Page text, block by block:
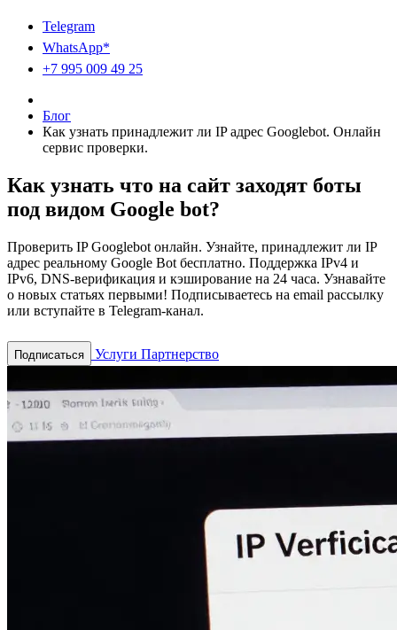
Telegram
WhatsApp*
+7 995 009 49 25
Блог
Как узнать принадлежит ли IP адрес Googlebot. Онлайн
сервис проверки.
Как узнать что на сайт заходят боты
под видом Google bot?
Проверить IP Googlebot онлайн. Узнайте, принадлежит ли IP
адрес реальному Google Bot бесплатно. Поддержка IPv4 и
IPv6, DNS-верификация и кэширование на 24 часа. Узнавайте
о новых статьях первыми! Подписываетесь на email рассылку
или вступайте в Telegram-канал.
Подписаться Услуги Партнерство